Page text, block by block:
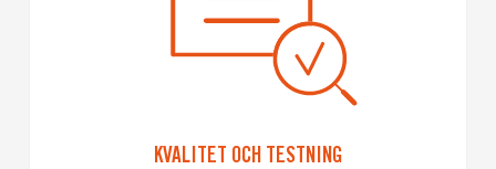
KVALITET OCH TESTNING